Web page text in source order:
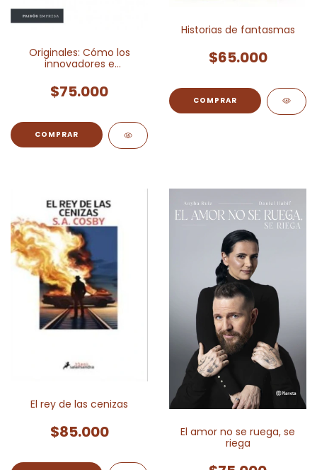
Originales: Cómo los
innovadores e
mundo
$75.000
Historias de fantasmas
$65.000
El rey de las cenizas
$85.000
El amor no se ruega, se
riega